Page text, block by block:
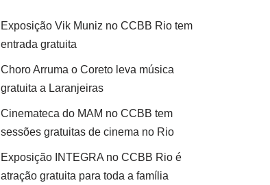
Exposição Vik Muniz no CCBB Rio tem
entrada gratuita
Choro Arruma o Coreto leva música
gratuita a Laranjeiras
Cinemateca do MAM no CCBB tem
sessões gratuitas de cinema no Rio
Exposição INTEGRA no CCBB Rio é
atração gratuita para toda a família